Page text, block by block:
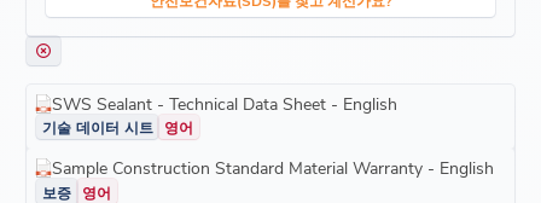
SWS Sealant - Technical Data Sheet - English
기술 데이터 시트 영어
Sample Construction Standard Material Warranty - English
보증 영어